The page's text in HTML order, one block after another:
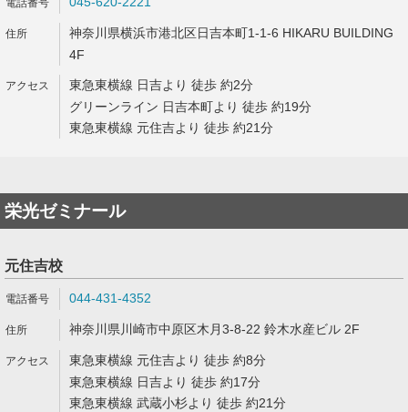
神奈川県横浜市港北区日吉本町1-1-6 HIKARU BUILDING
4F
東急東横線 日吉より 徒歩 約2分
グリーンライン 日吉本町より 徒歩 約19分
東急東横線 元住吉より 徒歩 約21分
栄光ゼミナール
元住吉校
044-431-4352
神奈川県川崎市中原区木月3-8-22 鈴木水産ビル 2F
東急東横線 元住吉より 徒歩 約8分
東急東横線 日吉より 徒歩 約17分
東急東横線 武蔵小杉より 徒歩 約21分